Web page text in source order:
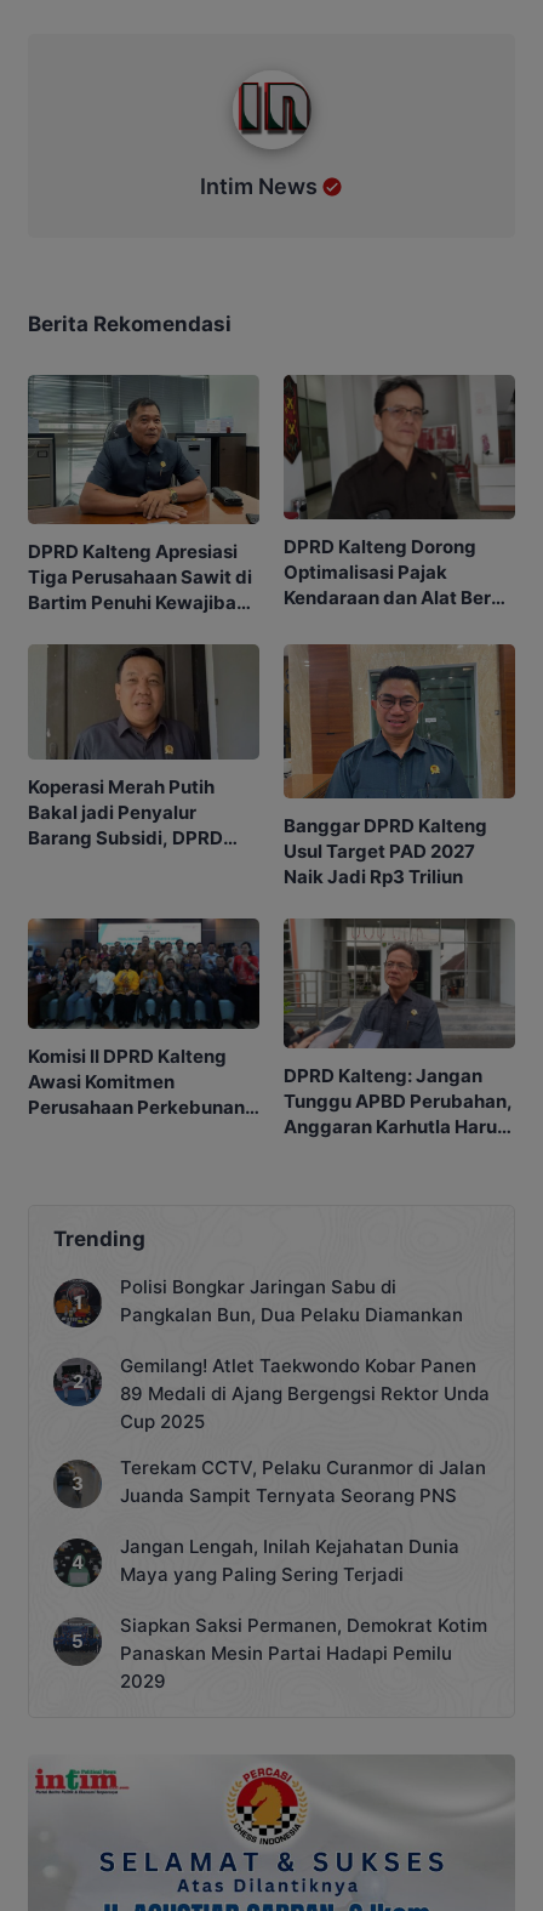
Intim News
Berita Rekomendasi
DPRD Kalteng Apresiasi
Tiga Perusahaan Sawit di
Bartim Penuhi Kewajiban
DPRD Kalteng Dorong
Optimalisasi Pajak
Kendaraan dan Alat Berat
Koperasi Merah Putih
Bakal jadi Penyalur
Barang Subsidi, DPRD
Banggar DPRD Kalteng
Usul Target PAD 2027
Naik Jadi Rp3 Triliun
Komisi II DPRD Kalteng
Awasi Komitmen
Perusahaan Perkebunan
DPRD Kalteng: Jangan
Tunggu APBD Perubahan,
Anggaran Karhutla Harus
Trending
Polisi Bongkar Jaringan Sabu di
Pangkalan Bun, Dua Pelaku Diamankan
Gemilang! Atlet Taekwondo Kobar Panen
89 Medali di Ajang Bergengsi Rektor Unda
Cup 2025
Terekam CCTV, Pelaku Curanmor di Jalan
Juanda Sampit Ternyata Seorang PNS
Jangan Lengah, Inilah Kejahatan Dunia
Maya yang Paling Sering Terjadi
Siapkan Saksi Permanen, Demokrat Kotim
Panaskan Mesin Partai Hadapi Pemilu
2029